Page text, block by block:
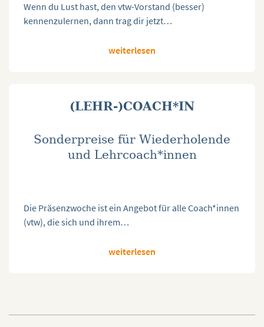
Wenn du Lust hast, den vtw-Vorstand (besser)
kennenzulernen, dann trag dir jetzt…
weiterlesen
(LEHR-)COACH*IN
Sonderpreise für Wiederholende
und Lehrcoach*innen
Die Präsenzwoche ist ein Angebot für alle Coach*innen
(vtw), die sich und ihrem…
weiterlesen